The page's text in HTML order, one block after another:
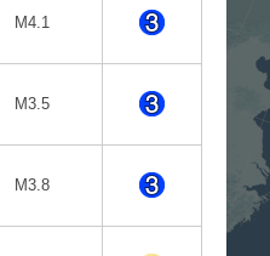
M4.1
M3.5
M3.8